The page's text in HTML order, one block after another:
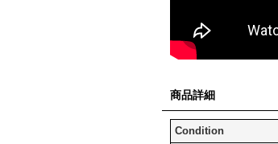
商品詳細
Condition